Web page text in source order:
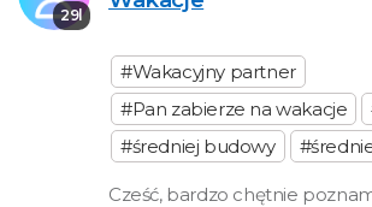
29l
#Wakacyjny partner
#Pan zabierze na wakacje
#średniej budowy
Cześć, bardzo chętnie